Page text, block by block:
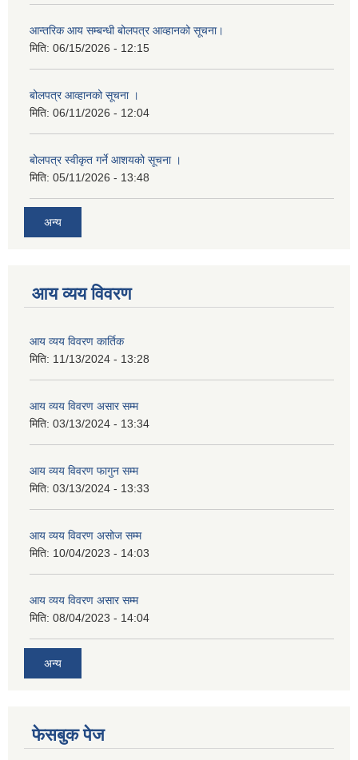
आन्तरिक आय सम्बन्धी बोलपत्र आव्हानको सूचना।
मिति: 06/15/2026 - 12:15
बोलपत्र आव्हानको सूचना ।
मिति: 06/11/2026 - 12:04
बोलपत्र स्वीकृत गर्ने आशयको सूचना ।
मिति: 05/11/2026 - 13:48
अन्य
आय व्यय विवरण
आय व्यय विवरण कार्तिक
मिति: 11/13/2024 - 13:28
आय व्यय विवरण असार सम्म
मिति: 03/13/2024 - 13:34
आय व्यय विवरण फागुन सम्म
मिति: 03/13/2024 - 13:33
आय व्यय विवरण असोज सम्म
मिति: 10/04/2023 - 14:03
आय व्यय विवरण असार सम्म
मिति: 08/04/2023 - 14:04
अन्य
फेसबुक पेज